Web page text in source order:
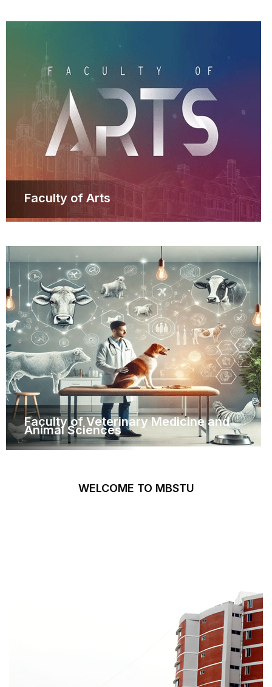
Faculty of Arts
Faculty of Veterinary Medicine and
Animal Sciences
WELCOME TO MBSTU